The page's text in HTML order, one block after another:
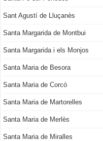
Sant Agustí de Lluçanès
Santa Margarida de Montbui
Santa Margarida i els Monjos
Santa Maria de Besora
Santa Maria de Corcó
Santa Maria de Martorelles
Santa Maria de Merlès
Santa Maria de Miralles